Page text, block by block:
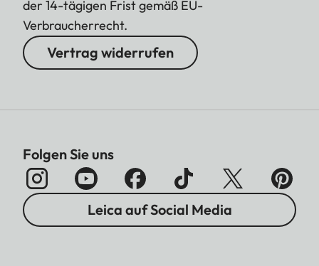
der 14-tägigen Frist gemäß EU-
Verbraucherrecht.
Vertrag widerrufen
Folgen Sie uns
Leica auf Social Media